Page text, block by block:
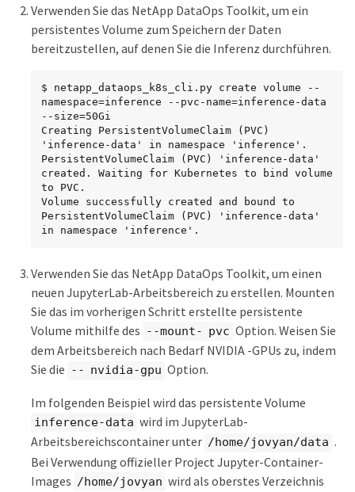
Verwenden Sie das NetApp DataOps Toolkit, um ein
persistentes Volume zum Speichern der Daten
bereitzustellen, auf denen Sie die Inferenz durchführen.
$ netapp_dataops_k8s_cli.py create volume --
namespace=inference --pvc-name=inference-data
--size=50Gi
Creating PersistentVolumeClaim (PVC)
'inference-data' in namespace 'inference'.
PersistentVolumeClaim (PVC) 'inference-data'
created. Waiting for Kubernetes to bind volume
to PVC.
Volume successfully created and bound to
PersistentVolumeClaim (PVC) 'inference-data'
in namespace 'inference'.
Verwenden Sie das NetApp DataOps Toolkit, um einen
neuen JupyterLab-Arbeitsbereich zu erstellen. Mounten
Sie das im vorherigen Schritt erstellte persistente
Volume mithilfe des --mount- pvc Option. Weisen Sie
dem Arbeitsbereich nach Bedarf NVIDIA -GPUs zu, indem
Sie die -- nvidia-gpu Option.
Im folgenden Beispiel wird das persistente Volume
inference-data wird im JupyterLab-
Arbeitsbereichscontainer unter /home/jovyan/data .
Bei Verwendung offizieller Project Jupyter-Container-
Images /home/jovyan wird als oberstes Verzeichnis